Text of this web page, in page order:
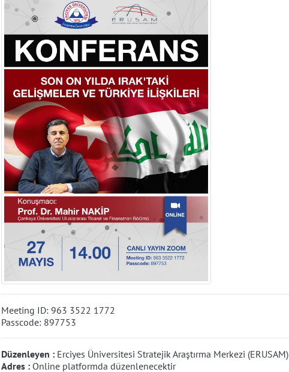
Meeting ID: 963 3522 1772
Passcode: 897753
Düzenleyen : Erciyes Üniversitesi Stratejik Araştırma Merkezi (ERUSAM)
Adres : Online platformda düzenlenecektir